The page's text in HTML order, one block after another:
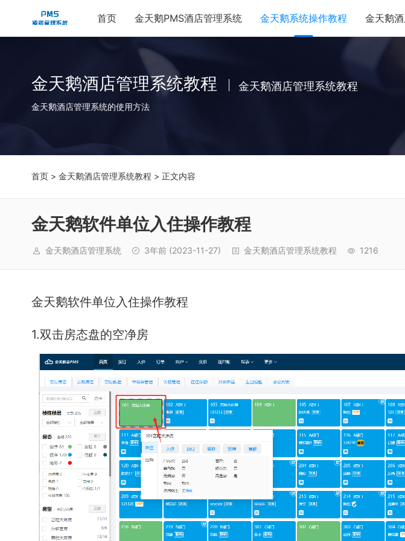
首页 金天鹅PMS酒店管理系统 金天鹅系统操作教程 金天鹅
金天鹅酒店管理系统教程 金天鹅酒店管理系统教程
金天鹅酒店管理系统的使用方法
首页 > 金天鹅酒店管理系统教程 > 正文内容
金天鹅软件单位入住操作教程
金天鹅酒店管理系统 3年前 (2023-11-27) 金天鹅酒店管理系统教程 1216
金天鹅软件单位入住操作教程
1.双击房态盘的空净房